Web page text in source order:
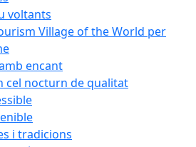
voltants
Village of the World per
encant
cel nocturn de qualitat
i tradicions